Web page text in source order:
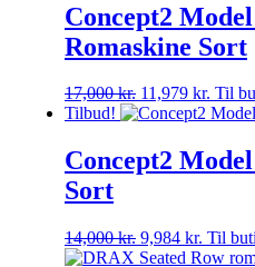
Concept2
Romaskine Sort
17,000kr. 11,979 kr. Til
Tilbud!
Concept2
Sort
14,000kr. 9,984 kr. Til